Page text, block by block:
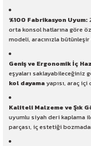
%100 Fabrikasyon Uyum:
orta konsol hatlarına göre
modeli, aracınızla
Geniş ve Ergonomik İç
eşyaları saklayabileceğiniz
kol dayamayapısı, araç içi
Kaliteli Malzeme ve Şık
uyumlu siyah deri kaplama
parçası, iç estetiği